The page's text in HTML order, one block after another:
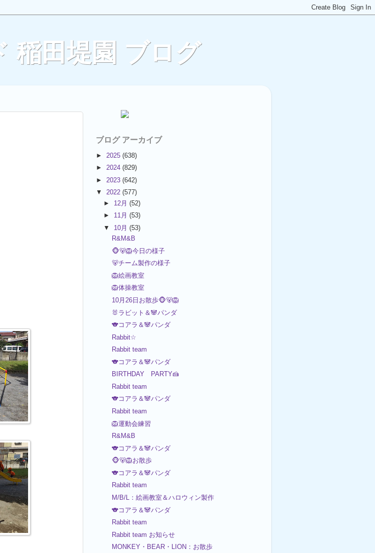
稲田堤園 ブログ
ブログ アーカイブ
► 2025 (638)
► 2024 (829)
► 2023 (642)
▼ 2022 (577)
► 12月(52)
► 11月(53)
▼ 10月(53)
R&M&B
🐵🐻🦁今日の様子
🐻チーム製作の様子
🦁絵画教室
🦁体操教室
10月26日お散歩🐵🐻🦁
🐰ラビット＆🐼パンダ
🐨コアラ＆🐼パンダ
Rabbit☆
Rabbit team
🐨コアラ＆🐼パンダ
BIRTHDAY PARTY🍰
Rabbit team
🐨コアラ＆🐼パンダ
Rabbit team
🦁運動会練習
R&M&B
🐨コアラ＆🐼パンダ
🐵🐻🦁お散歩
🐨コアラ＆🐼パンダ
Rabbit team
M/B/L：絵画教室＆ハロウィン製作
🐨コアラ＆🐼パンダ
Rabbit team
Rabbit team お知らせ
MONKEY・BEAR・LION：お散歩